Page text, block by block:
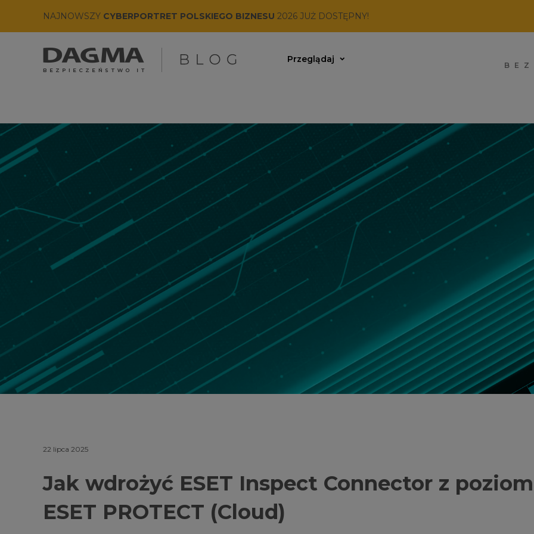
Przeglądaj
22 lipca 2025
Jak wdrożyć ESET Inspect Connector z
ESET PROTECT (Cloud)
NAJNOWSZY CYBERPORTRET POLSKIEGO BIZNESU 2026 JUŻ DOSTĘPNY!